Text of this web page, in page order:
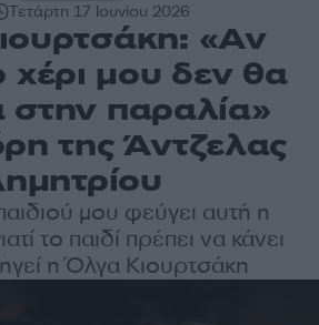
Τετάρτη 17 Ιουνίου 2026
«Αν
χέρι μου δεν θα
στην παραλία»
της Άντζελας
μου φεύγει αυτή η
το παιδί πρέπει να κάνει
η Όλγα Κιουρτσάκη